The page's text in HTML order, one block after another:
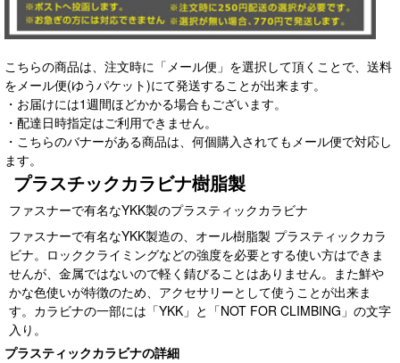
こちらの商品は、注文時に「メール便」を選択して頂くことで、送料
をメール便(ゆうパケット)にて発送することが出来ます。
・お届けには1週間ほどかかる場合もございます。
・配達日時指定はご利用できません。
・こちらのバナーがある商品は、何個購入されてもメール便で対応し
ます。
プラスチックカラビナ樹脂製
ファスナーで有名なYKK製のプラスティックカラビナ
ファスナーで有名なYKK製造の、オール樹脂製 プラスティックカラ
ビナ。ロッククライミングなどの強度を必要とする使い方はできま
せんが、金属ではないので軽く錆びることはありません。また鮮や
かな色使いが特徴のため、アクセサリーとして使うことが出来ま
す。カラビナの一部には「YKK」と「NOT FOR CLIMBING」の文字
入り。
プラスティックカラビナの詳細